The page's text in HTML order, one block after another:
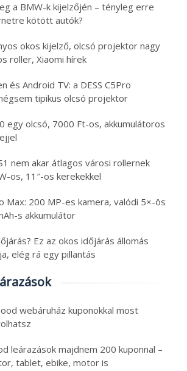
a BMW-k kijelzőjén – tényleg erre
kötött autók?
okos kijelző, olcsó projektor nagy
roller, Xiaomi hírek
és Android TV: a DESS C5Pro
tipikus olcsó projektor
egy olcsó, 7000 Ft-os, akkumulátoros
nem akar átlagos városi rollernek
os, 11″-os kerekekkel
Max: 200 MP-es kamera, valódi 5×-ös
s akkumulátor
Ez az okos időjárás állomás
elég rá egy pillantás
webáruház kuponokkal most
leárazások majdnem 200 kuponnal –
tablet, ebike, motor is